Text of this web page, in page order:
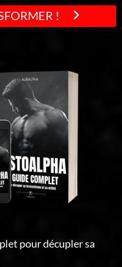
!
pour décupler sa